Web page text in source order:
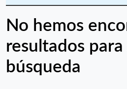
No hemos
resultados para
búsqueda